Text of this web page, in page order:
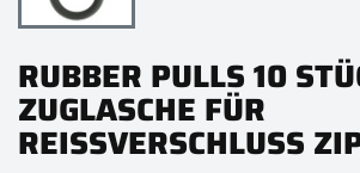
RUBBER PULLS 10
ZUGLASCHE FÜR
REISSVERSCHLUSS